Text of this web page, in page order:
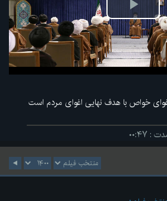
خواص با هدف نهایی اغوای مردم است
: ۰۰:۴۷